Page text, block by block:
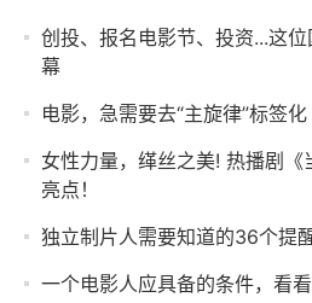
创投、报名电影节、投资...这
幕
电影，急需要去“主旋律”标签化
女性力量，缂丝之美! 热播剧《
亮点！
独立制片人需要知道的36个提
一个电影人应具备的条件，看看